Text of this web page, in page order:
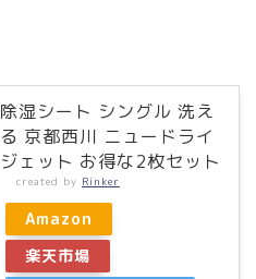
除湿シート シングル 洗え
る 京都西川 ニュードライ
ジェット お得な2枚セット
created by Rinker
Amazon
楽天市場